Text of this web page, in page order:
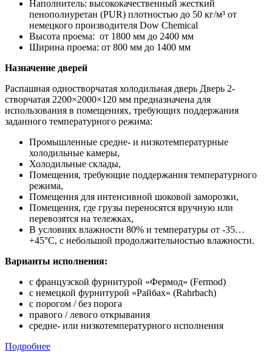
Наполнитель: высококачественный жесткий
пенополиуретан (PUR) плотностью до 50 кг/м³ от
немецкого производителя Dow Chemiсal
Высота проема: от 1800 мм до 2400 мм
Ширина проема: от 800 мм до 1400 мм
Назначение дверей
Распашная одностворчатая холодильная дверь Дверь 2-
створчатая 2200×2000×120 мм предназначена для
использования в помещениях, требующих поддержания
заданного температурного режима:
Промышленные средне- и низкотемпературные
холодильные камеры,
Холодильные склады,
Помещения, требующие поддержания температурного
режима,
Помещения для интенсивной шоковой заморозки,
Помещения, где грузы переносятся вручную или
перевозятся на тележках,
В условиях влажности 80% и температуры от -35…
+45°С, с небольшой продолжительностью влажности.
Варианты исполнения:
с французской фурнитурой «Фермод» (Fermod)
c немецкой фурнитурой «Райбах» (Rahrbach)
с порогом / без порога
правого / левого открывания
средне- или низкотемпературного исполнения
Подробнее